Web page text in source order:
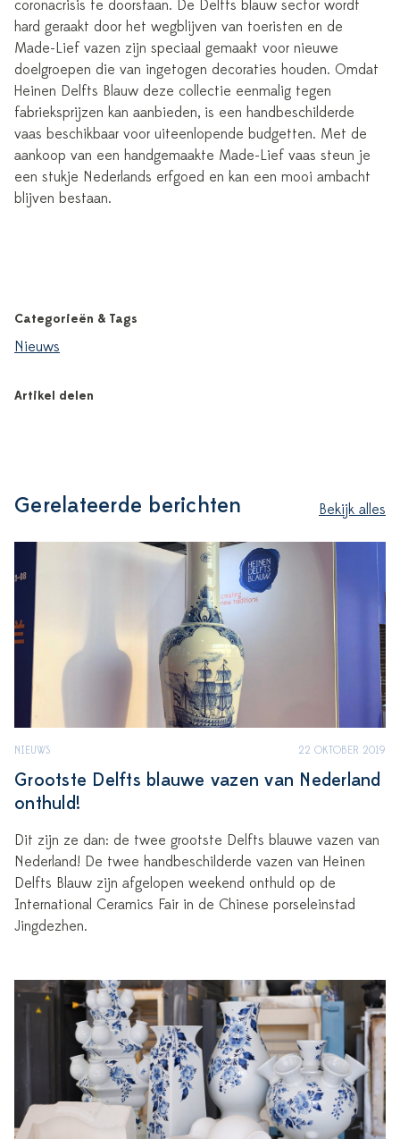
coronacrisis te doorstaan. De Delfts blauw sector wordt
hard geraakt door het wegblijven van toeristen en de
Made-Lief vazen zijn speciaal gemaakt voor nieuwe
doelgroepen die van ingetogen decoraties houden. Omdat
Heinen Delfts Blauw deze collectie eenmalig tegen
fabrieksprijzen kan aanbieden, is een handbeschilderde
vaas beschikbaar voor uiteenlopende budgetten. Met de
aankoop van een handgemaakte Made-Lief vaas steun je
een stukje Nederlands erfgoed en kan een mooi ambacht
blijven bestaan.
Categorieën & Tags
Nieuws
Artikel delen
Gerelateerde berichten Bekijk alles
NIEUWS 22 OKTOBER 2019
Grootste Delfts blauwe vazen van Nederland
onthuld!
Dit zijn ze dan: de twee grootste Delfts blauwe vazen van
Nederland! De twee handbeschilderde vazen van Heinen
Delfts Blauw zijn afgelopen weekend onthuld op de
International Ceramics Fair in de Chinese porseleinstad
Jingdezhen.